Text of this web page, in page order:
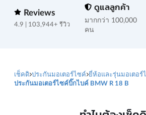
Reviews
4.9 | 103,944+ รีวิว
ดูแลลูกค้า
มากกว่า 100,000
คน
เช็คดิ ประกันมอเตอร์ไซค์ ยี่ห้อและรุ่นมอเตอร์
ประกันมอเตอร์ไซค์บิ๊กไบค์ BMW R 18 B